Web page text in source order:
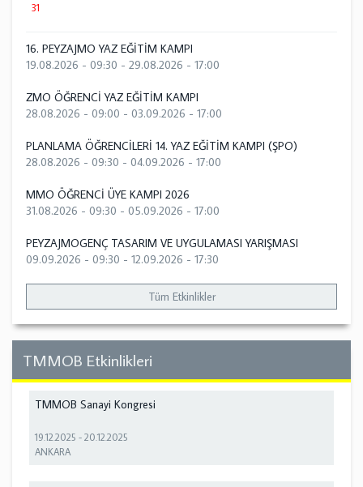
31
16. PEYZAJMO YAZ EĞİTİM KAMPI
19.08.2026 - 09:30 - 29.08.2026 - 17:00
ZMO ÖĞRENCİ YAZ EĞİTİM KAMPI
28.08.2026 - 09:00 - 03.09.2026 - 17:00
PLANLAMA ÖĞRENCİLERİ 14. YAZ EĞİTİM KAMPI (ŞPO)
28.08.2026 - 09:30 - 04.09.2026 - 17:00
MMO ÖĞRENCİ ÜYE KAMPI 2026
31.08.2026 - 09:30 - 05.09.2026 - 17:00
PEYZAJMOGENÇ TASARIM VE UYGULAMASI YARIŞMASI
09.09.2026 - 09:30 - 12.09.2026 - 17:30
Tüm Etkinlikler
TMMOB Etkinlikleri
TMMOB Sanayi Kongresi
19.12.2025 -20.12.2025
ANKARA